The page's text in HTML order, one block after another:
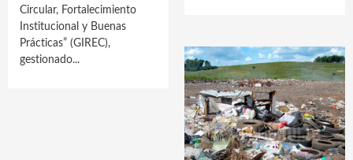
Circular, Fortalecimiento
Institucional y Buenas
Prácticas” (GIREC),
gestionado...